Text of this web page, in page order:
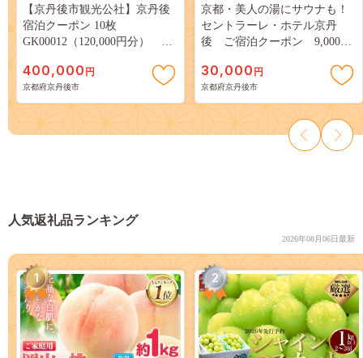
【京丹後市観光公社】京丹後
宿泊クーポン 10枚
GK00012（120,000円分） 旅
宿泊券 チケット 旅行 クーポ
ン 旅 ギフト 夕日ヶ浦温泉 天
橋立 城崎温泉 伊根 も近い 海
の 京都旅行 全国旅行支援 併
用可能 カニ旅行 カニ旅 カニ
400,000 円
京都府京丹後市
京都・美人の湯にサウナも！
セントラーレ・ホテル京丹
後 ご宿泊クーポン 9,000円
泉 伊根 も近い 海の 京都旅行
カニ旅行 カニ旅 カニ 温泉 海
水浴 SH00005
30,000 円
京都府京丹後市
人気返礼品ランキング
2026年08月06日最新
1 2